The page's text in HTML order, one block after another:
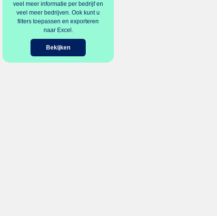
veel meer informatie per bedrijf en
veel meer bedrijven. Ook kunt u
filters toepassen en exporteren
naar Excel.
Bekijken